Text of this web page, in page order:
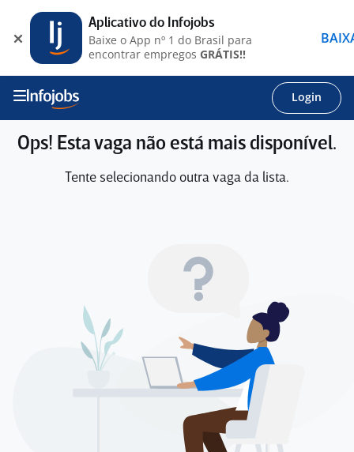
Login
Ops! Esta vaga não está mais disponível.
Tente selecionando outra vaga da lista.
Aplicativo do Infojobs
Baixe o App nº 1 do Brasil para
encontrar empregos GRÁTIS!!